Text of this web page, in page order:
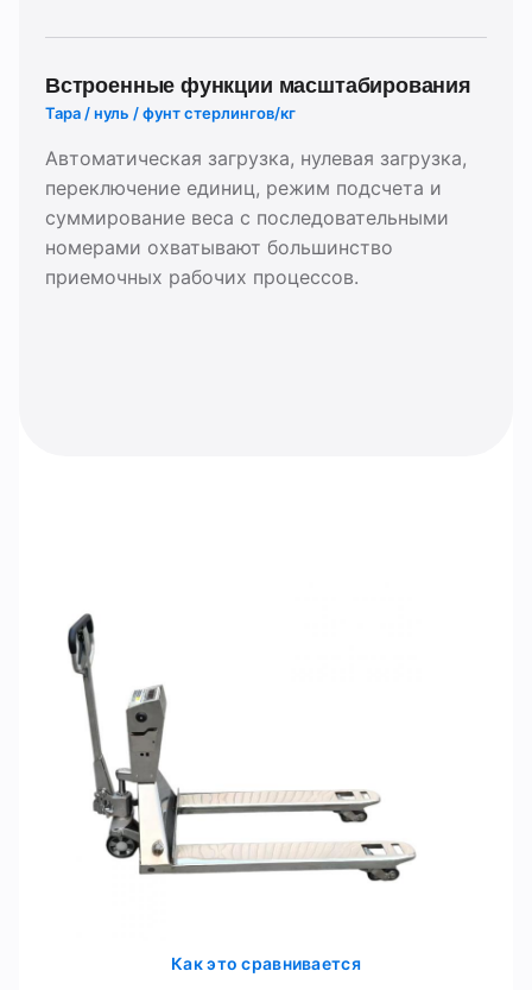
Оставьте сообщение
Мы скоро тебе перезвоним!
Встроенные функции масштабирования
Тара / нуль / фунт стерлингов/кг
Автоматическая загрузка, нулевая загрузка,
переключение единиц, режим подсчета и
суммирование веса с последовательными
номерами охватывают большинство
приемочных рабочих процессов.
Как это сравнивается